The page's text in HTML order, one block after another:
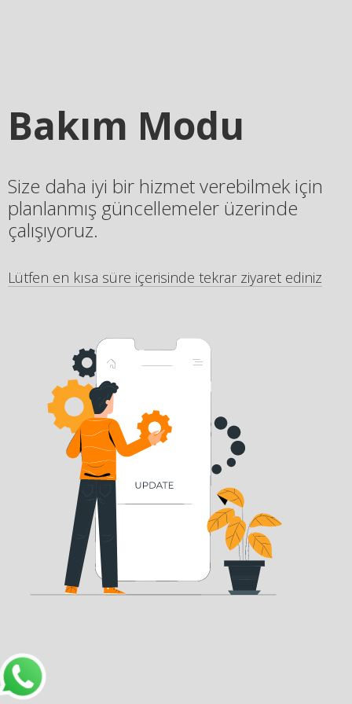
Bakım Modu
Size daha iyi bir hizmet verebilmek için
planlanmış güncellemeler üzerinde
çalışıyoruz.
Lütfen en kısa süre içerisinde tekrar ziyaret ediniz